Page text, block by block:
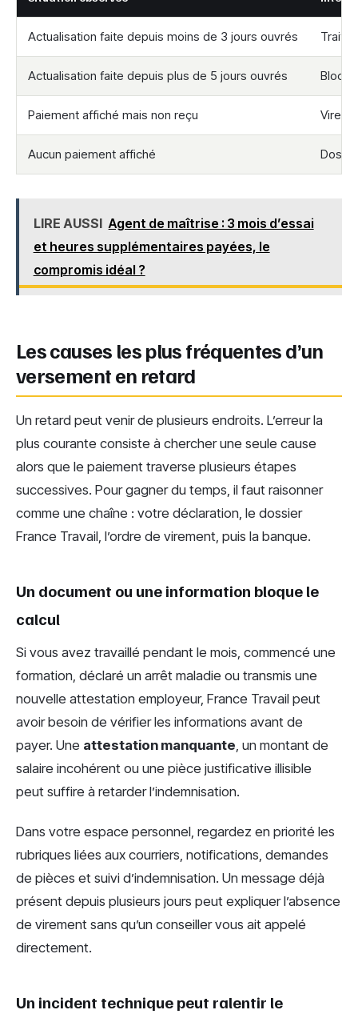
Actualisation faite depuis moins de 3 jours ouvrés
Actualisation faite depuis plus de 5 jours ouvrés
Paiement affiché mais non reçu
Aucun paiement affiché
LIRE AUSSI Agent de maîtrise : 3 mois d’essai
et heures supplémentaires payées, le
compromis idéal ?
Les causes les plus fréquentes d’un
versement en retard
Un retard peut venir de plusieurs endroits. L’erreur la
plus courante consiste à chercher une seule cause
alors que le paiement traverse plusieurs étapes
successives. Pour gagner du temps, il faut raisonner
comme une chaîne : votre déclaration, le dossier
France Travail, l’ordre de virement, puis la banque.
Un document ou une information bloque le
calcul
Si vous avez travaillé pendant le mois, commencé une
formation, déclaré un arrêt maladie ou transmis une
nouvelle attestation employeur, France Travail peut
avoir besoin de vérifier les informations avant de
payer. Une attestation manquante, un montant de
salaire incohérent ou une pièce justificative illisible
peut suffire à retarder l’indemnisation.
Dans votre espace personnel, regardez en priorité les
rubriques liées aux courriers, notifications, demandes
de pièces et suivi d’indemnisation. Un message déjà
présent depuis plusieurs jours peut expliquer l’absence
de virement sans qu’un conseiller vous ait appelé
directement.
Un incident technique peut ralentir le